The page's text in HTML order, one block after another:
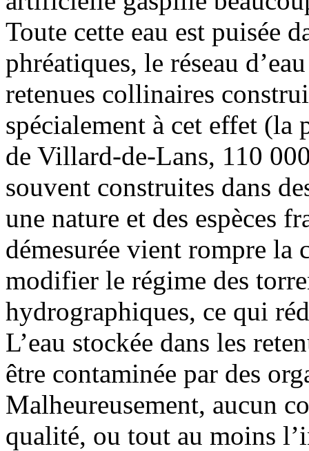
Toute cette eau est puisée
phréatiques, le réseau
retenues collinaires
spécialement à cet effet (la
de Villard-de-Lans, 110
souvent construites dans
une nature et des espèces
démesurée vient rompre la
modifier le régime des
hydrographiques, ce qui
L’eau stockée dans les
être contaminée par des
Malheureusement, aucun
qualité, ou tout au moins